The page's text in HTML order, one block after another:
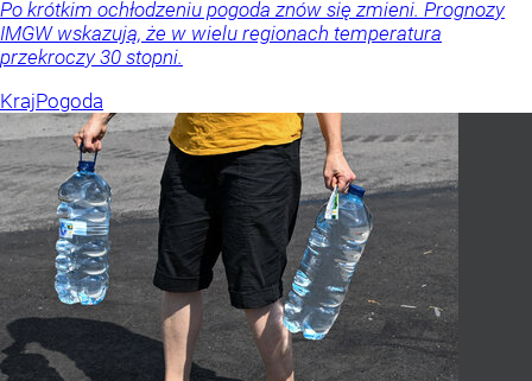
Po krótkim ochłodzeniu pogoda znów się zmieni. Prognozy
IMGW wskazują, że w wielu regionach temperatura
przekroczy 30 stopni.
KrajPogoda